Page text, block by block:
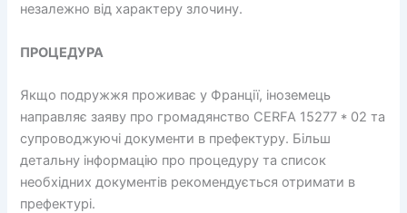
незалежно від характеру злочину.
ПРОЦЕДУРА
Якщо подружжя проживає у Франції, іноземець
направляє заяву про громадянство CERFA 15277 * 02 та
супроводжуючі документи в префектуру. Більш
детальну інформацію про процедуру та список
необхідних документів рекомендується отримати в
префектурі.